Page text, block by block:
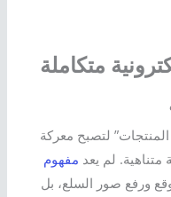
متكاملة
لتصبح معركة
لم يعد مفهوم
ورفع صور السلع، بل